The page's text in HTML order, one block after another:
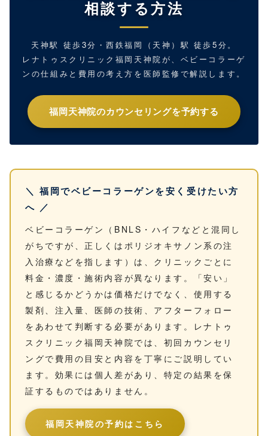
相談する方法
天神駅 徒歩3分・西鉄福岡（天神）駅 徒歩5分。
レナトゥスクリニック福岡天神院が、ベビーコラーゲ
ンの仕組みと費用の考え方を医師監修で解説します。
福岡天神院のカウンセリングを予約する
＼ 福岡でベビーコラーゲンを安く受けたい方
へ ／
ベビーコラーゲン（BNLS・ハイフなどと混同し
がちですが、正しくはポリジオキサノン系の注
入治療などを指します）は、クリニックごとに
料金・濃度・施術内容が異なります。「安い」
と感じるかどうかは価格だけでなく、使用する
製剤、注入量、医師の技術、アフターフォロー
をあわせて判断する必要があります。レナトゥ
スクリニック福岡天神院では、初回カウンセリ
ングで費用の目安と内容を丁寧にご説明してい
ます。効果には個人差があり、特定の結果を保
証するものではありません。
福岡天神院の予約はこちら